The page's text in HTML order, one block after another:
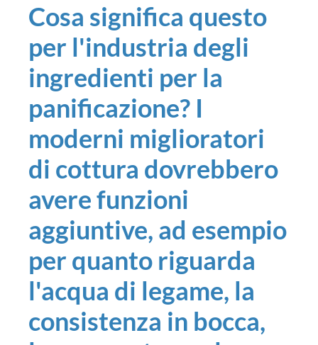
Cosa significa questo
per l'industria degli
ingredienti per la
panificazione? I
moderni miglioratori
di cottura dovrebbero
avere funzioni
aggiuntive, ad esempio
per quanto riguarda
l'acqua di legame, la
consistenza in bocca,